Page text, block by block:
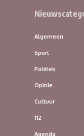
Algemeen
Sport
Politiek
Opinie
Cultuur
112
Agenda